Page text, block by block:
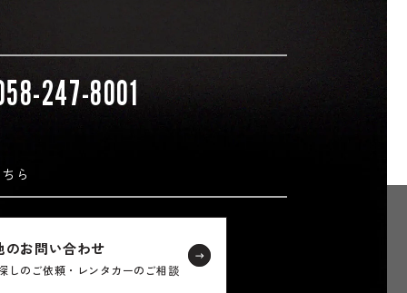
247-8001
ら
のお問い合わせ
しのご依頼・レンタカーのご相談